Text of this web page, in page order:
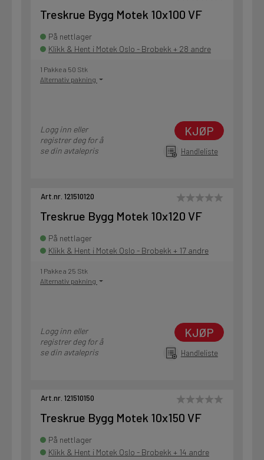
Treskrue Bygg Motek 10x100 VF
På nettlager
Klikk & Hent i Motek Oslo - Brobekk + 28 andre
1 Pakke a 50 Stk
Alternativ pakning
Logg inn eller
registrer deg for å
se din avtalepris
KJØP
Handleliste
Art.nr. 121510120
Treskrue Bygg Motek 10x120 VF
På nettlager
Klikk & Hent i Motek Oslo - Brobekk + 17 andre
1 Pakke a 25 Stk
Alternativ pakning
Logg inn eller
registrer deg for å
se din avtalepris
KJØP
Handleliste
Art.nr. 121510150
Treskrue Bygg Motek 10x150 VF
På nettlager
Klikk & Hent i Motek Oslo - Brobekk + 14 andre